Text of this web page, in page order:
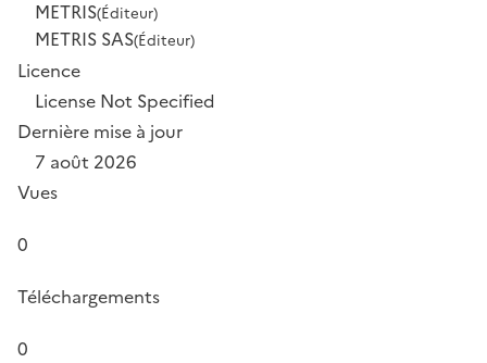
METRIS(Éditeur)
METRIS SAS(Éditeur)
Licence
License Not Specified
Dernière mise à jour
7 août 2026
Vues
0
Téléchargements
0